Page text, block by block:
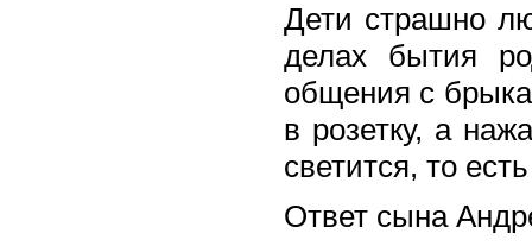
Дети страшно
делах бытия
общения с
в розетку, а
светится, то
Ответ сына